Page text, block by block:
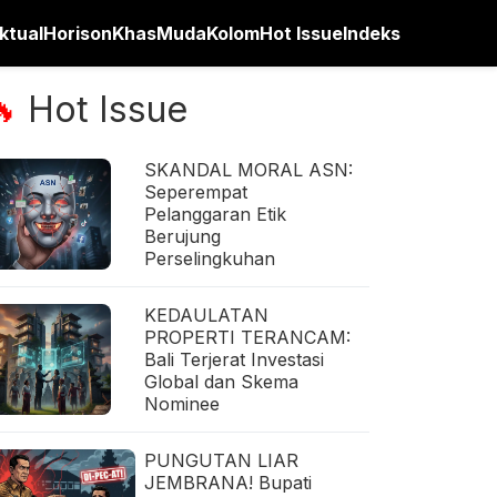
HorisonKhasMudaKolomHot IssueIndeks
Hot Issue
SKANDAL MORAL ASN:
Seperempat
Pelanggaran Etik
Berujung
Perselingkuhan
KEDAULATAN
PROPERTI TERANCAM:
Bali Terjerat Investasi
Global dan Skema
Nominee
PUNGUTAN LIAR
JEMBRANA! Bupati